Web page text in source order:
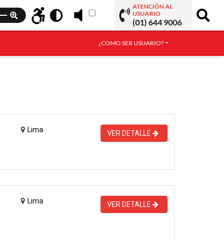
ATENCIÓN AL
USUARIO
(01) 644 9006
¿COMO SER USUARIO?
Lima VER DETALLE
Lima VER DETALLE